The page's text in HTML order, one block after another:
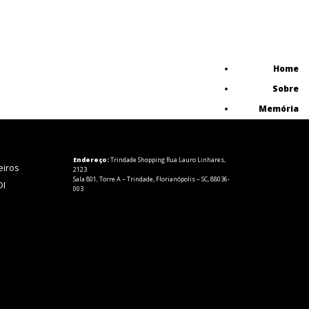
Home
Sobre
Memória
Endereço:Trindade Shopping Rua Lauro Linhares,
2123
Sala 801, Torre A – Trindade, Florianópolis – SC, 88036-
003